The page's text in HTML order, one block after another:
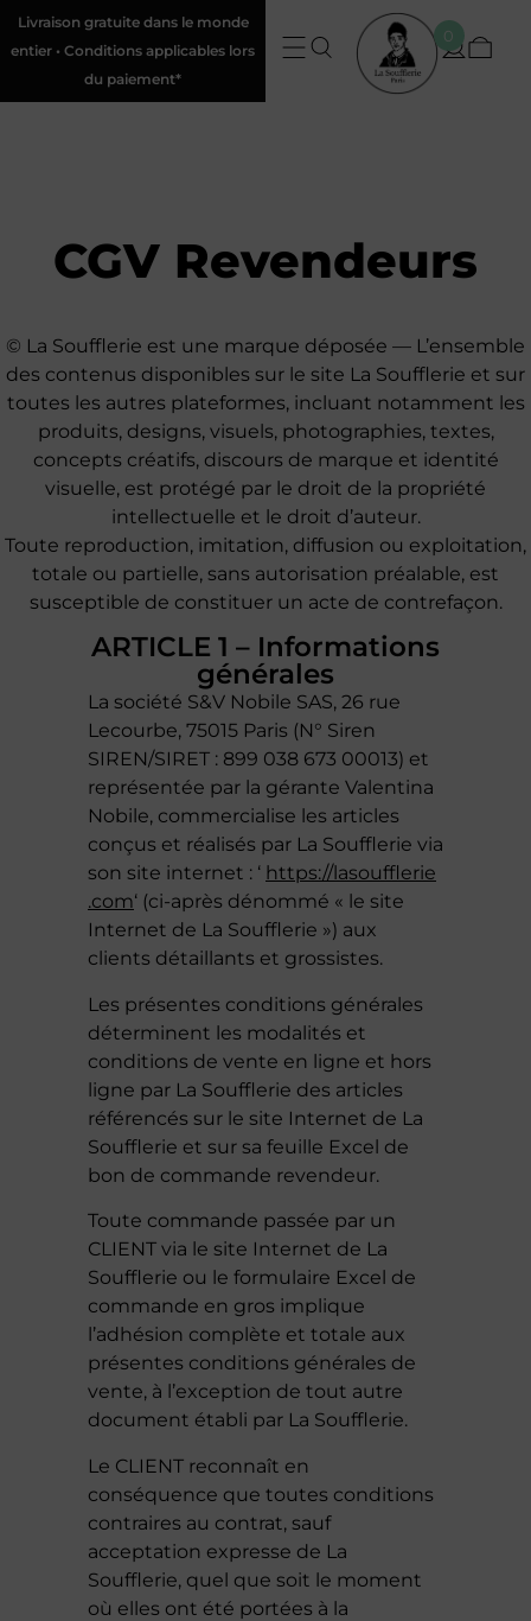
Livraison gratuite dans le monde
entier • Conditions applicables lors
du paiement*
0
CGV Revendeurs
© La Soufflerie est une marque déposée — L’ensemble
des contenus disponibles sur le site La Soufflerie et sur
toutes les autres plateformes, incluant notamment les
produits, designs, visuels, photographies, textes,
concepts créatifs, discours de marque et identité
visuelle, est protégé par le droit de la propriété
intellectuelle et le droit d’auteur.
Toute reproduction, imitation, diffusion ou exploitation,
totale ou partielle, sans autorisation préalable, est
susceptible de constituer un acte de contrefaçon.
ARTICLE 1 – Informations
générales
La société S&V Nobile SAS, 26 rue
Lecourbe, 75015 Paris (N° Siren
SIREN/SIRET : 899 038 673 00013) et
représentée par la gérante Valentina
Nobile, commercialise les articles
conçus et réalisés par La Soufflerie via
son site internet : ‘ https://lasoufflerie
.com‘ (ci-après dénommé « le site
Internet de La Soufflerie ») aux
clients détaillants et grossistes.
Les présentes conditions générales
déterminent les modalités et
conditions de vente en ligne et hors
ligne par La Soufflerie des articles
référencés sur le site Internet de La
Soufflerie et sur sa feuille Excel de
bon de commande revendeur.
Toute commande passée par un
CLIENT via le site Internet de La
Soufflerie ou le formulaire Excel de
commande en gros implique
l’adhésion complète et totale aux
présentes conditions générales de
vente, à l’exception de tout autre
document établi par La Soufflerie.
Le CLIENT reconnaît en
conséquence que toutes conditions
contraires au contrat, sauf
acceptation expresse de La
Soufflerie, quel que soit le moment
où elles ont été portées à la